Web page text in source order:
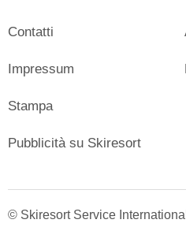
Contatti
Impressum
Stampa
Pubblicità su Skiresort
© Skiresort Service